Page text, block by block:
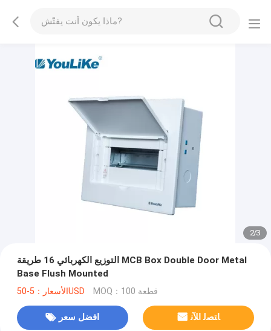
2/3
التوزيع الكهربائي 16 طريقة MCB Box Double Door Metal
Base Flush Mounted
الأسعار：5-50USD MOQ：100 قطعة
افضل سعر ﺎﺘﺼﻟ ﺍﻶﻧ